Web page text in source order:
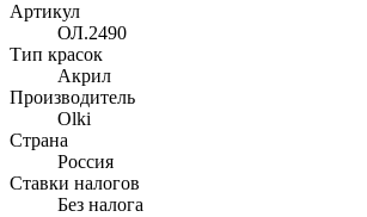
Артикул
ОЛ.2490
Тип красок
Акрил
Производитель
Olki
Страна
Россия
Ставки налогов
Без налога